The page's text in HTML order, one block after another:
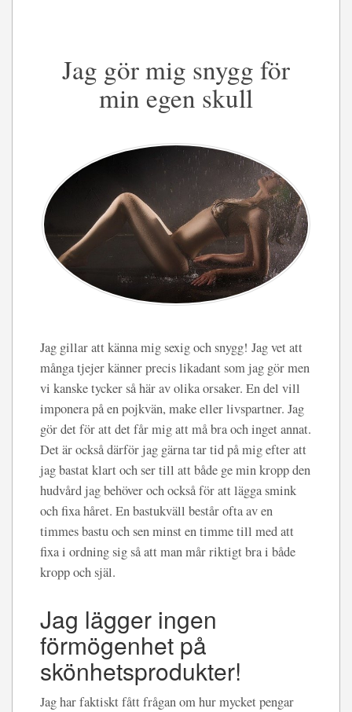
Jag gör mig snygg för
min egen skull
Jag gillar att känna mig sexig och snygg! Jag vet att
många tjejer känner precis likadant som jag gör men
vi kanske tycker så här av olika orsaker. En del vill
imponera på en pojkvän, make eller livspartner. Jag
gör det för att det får mig att må bra och inget annat.
Det är också därför jag gärna tar tid på mig efter att
jag bastat klart och ser till att både ge min kropp den
hudvård jag behöver och också för att lägga smink
och fixa håret. En bastukväll består ofta av en
timmes bastu och sen minst en timme till med att
fixa i ordning sig så att man mår riktigt bra i både
kropp och själ.
Jag lägger ingen
förmögenhet på
skönhetsprodukter!
Jag har faktiskt fått frågan om hur mycket pengar